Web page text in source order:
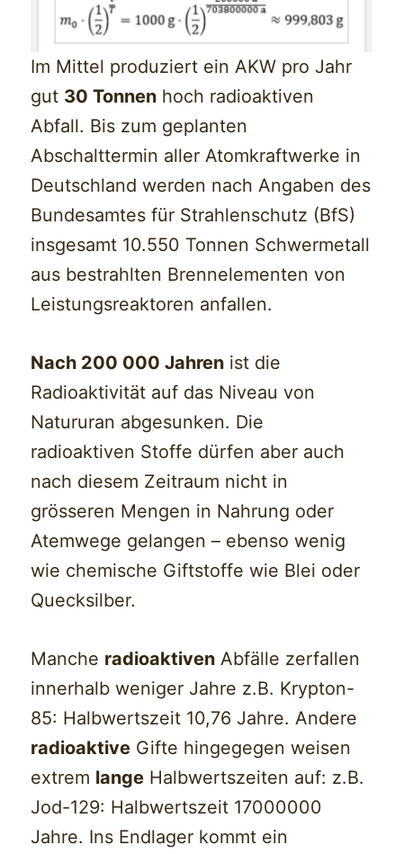
Im Mittel produziert ein AKW pro Jahr
gut 30 Tonnen hoch radioaktiven
Abfall. Bis zum geplanten
Abschalttermin aller Atomkraftwerke in
Deutschland werden nach Angaben des
Bundesamtes für Strahlenschutz (BfS)
insgesamt 10.550 Tonnen Schwermetall
aus bestrahlten Brennelementen von
Leistungsreaktoren anfallen.
Nach 200 000 Jahren ist die
Radioaktivität auf das Niveau von
Natururan abgesunken. Die
radioaktiven Stoffe dürfen aber auch
nach diesem Zeitraum nicht in
grösseren Mengen in Nahrung oder
Atemwege gelangen – ebenso wenig
wie chemische Giftstoffe wie Blei oder
Quecksilber.
Manche radioaktiven Abfälle zerfallen
innerhalb weniger Jahre z.B. Krypton-
85: Halbwertszeit 10,76 Jahre. Andere
radioaktive Gifte hingegegen weisen
extrem lange Halbwertszeiten auf: z.B.
Jod-129: Halbwertszeit 17000000
Jahre. Ins Endlager kommt ein